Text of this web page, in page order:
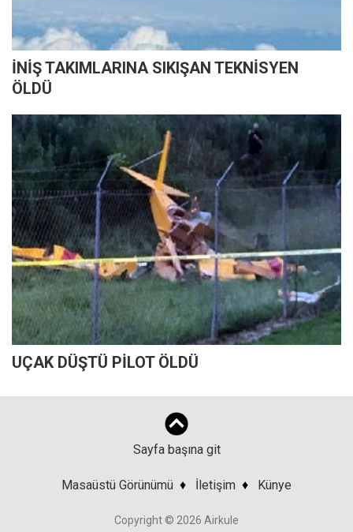
İNİŞ TAKIMLARINA SIKIŞAN TEKNİSYEN
ÖLDÜ
UÇAK DÜŞTÜ PİLOT ÖLDÜ
Sayfa başına git
Masaüstü Görünümü ♦ İletişim ♦ Künye
Copyright © 2026 Airkule